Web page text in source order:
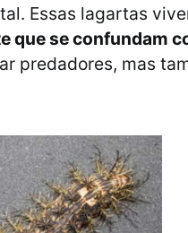
Essas lagartas
que se confundam
predadores, mas